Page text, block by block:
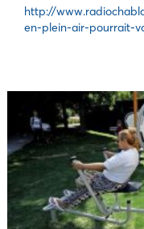
http://
en-plein-air-pourrait-